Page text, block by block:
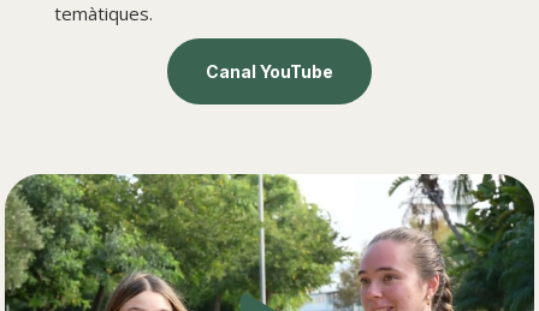
temàtiques.
Canal YouTube